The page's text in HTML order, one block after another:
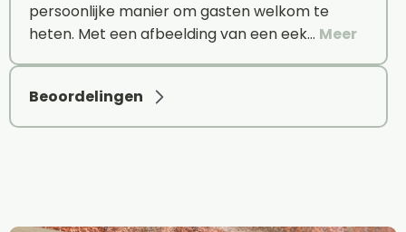
persoonlijke manier om gasten welkom te
heten. Met een afbeelding van een eek… Meer
Beoordelingen